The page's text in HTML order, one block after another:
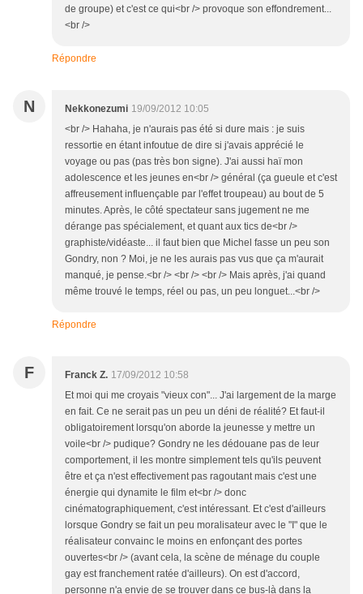
de groupe) et c'est ce qui<br /> provoque son effondrement...
<br />
Répondre
N Nekkonezumi 19/09/2012 10:05
<br /> Hahaha, je n'aurais pas été si dure mais : je suis
ressortie en étant infoutue de dire si j'avais apprécié le
voyage ou pas (pas très bon signe). J'ai aussi haï mon
adolescence et les jeunes en<br /> général (ça gueule et c'est
affreusement influençable par l'effet troupeau) au bout de 5
minutes. Après, le côté spectateur sans jugement ne me
dérange pas spécialement, et quant aux tics de<br />
graphiste/vidéaste... il faut bien que Michel fasse un peu son
Gondry, non ? Moi, je ne les aurais pas vus que ça m'aurait
manqué, je pense.<br /> <br /> <br /> Mais après, j'ai quand
même trouvé le temps, réel ou pas, un peu longuet...<br />
Répondre
F Franck Z. 17/09/2012 10:58
Et moi qui me croyais "vieux con"... J'ai largement de la marge
en fait. Ce ne serait pas un peu un déni de réalité? Et faut-il
obligatoirement lorsqu'on aborde la jeunesse y mettre un
voile<br /> pudique? Gondry ne les dédouane pas de leur
comportement, il les montre simplement tels qu'ils peuvent
être et ça n'est effectivement pas ragoutant mais c'est une
énergie qui dynamite le film et<br /> donc
cinématographiquement, c'est intéressant. Et c'est d'ailleurs
lorsque Gondry se fait un peu moralisateur avec le "I" que le
réalisateur convainc le moins en enfonçant des portes
ouvertes<br /> (avant cela, la scène de ménage du couple
gay est franchement ratée d'ailleurs). On est d'accord,
personne n'a envie de se trouver dans ce bus-là dans la